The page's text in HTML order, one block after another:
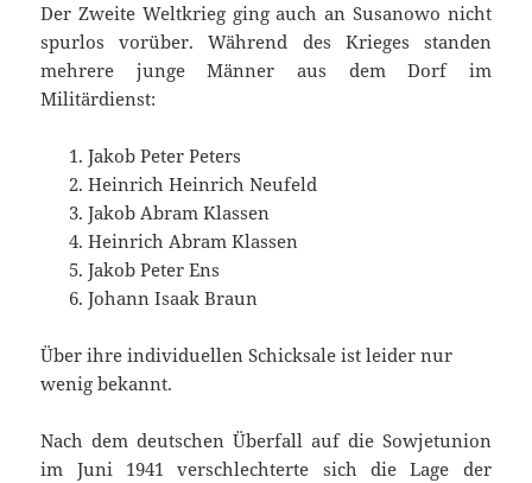
Der Zweite Weltkrieg ging auch an Susanowo nicht
spurlos vorüber. Während des Krieges standen
mehrere junge Männer aus dem Dorf im
Militärdienst:
Jakob Peter Peters
Heinrich Heinrich Neufeld
Jakob Abram Klassen
Heinrich Abram Klassen
Jakob Peter Ens
Johann Isaak Braun
Über ihre individuellen Schicksale ist leider nur
wenig bekannt.
Nach dem deutschen Überfall auf die Sowjetunion
im Juni 1941 verschlechterte sich die Lage der